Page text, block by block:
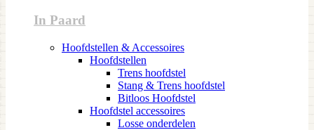
In Paard
Hoofdstellen & Accessoires
Hoofdstellen
Trens hoofdstel
Stang & Trens hoofdstel
Bitloos Hoofdstel
Hoofdstel accessoires
Losse onderdelen